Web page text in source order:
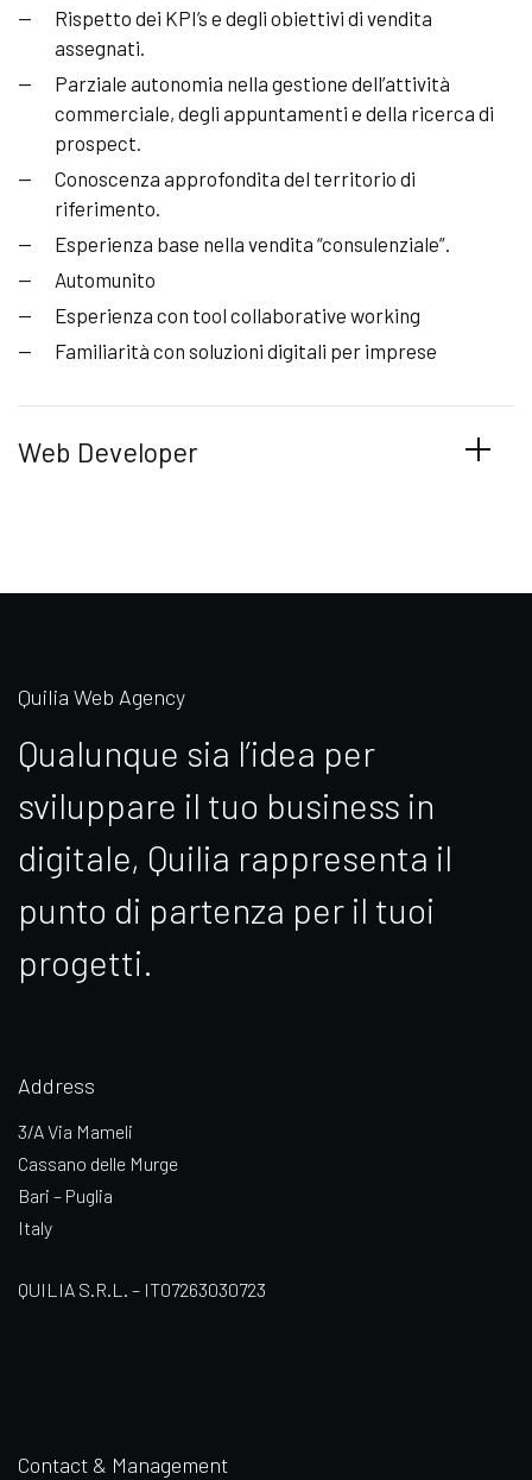
Rispetto dei KPI’s e degli obiettivi di vendita
assegnati.
Parziale autonomia nella gestione dell’attività
commerciale, degli appuntamenti e della ricerca di
prospect.
Conoscenza approfondita del territorio di
riferimento.
Esperienza base nella vendita “consulenziale”.
Automunito
Esperienza con tool collaborative working
Familiarità con soluzioni digitali per imprese
Web Developer
Quilia Web Agency
Qualunque sia l’idea per
sviluppare il tuo business in
digitale, Quilia rappresenta il
punto di partenza per il tuoi
progetti.
Address
3/A Via Mameli
Cassano delle Murge
Bari – Puglia
Italy
QUILIA S.R.L. – IT07263030723
Contact & Management